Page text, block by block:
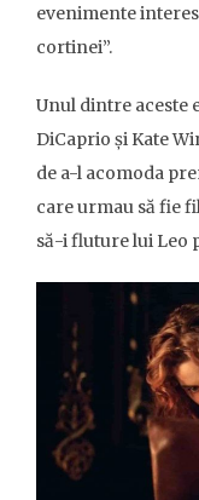
evenimente
cortinei”.
Unul dintre aceste
DiCaprio și Kate
de a-l acomoda
care urmau să fie
să-i fluture lui Leo